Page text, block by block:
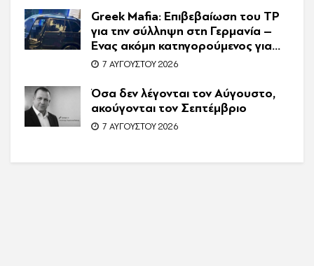
Greek Mafia: Επιβεβαίωση τoυ ΤP
για την σύλληψη στη Γερμανία –
Ένας ακόμη κατηγορούμενος για
τον θάνατο του Ζαμπούνη
7 ΑΥΓΟΎΣΤΟΥ 2026
Όσα δεν λέγονται τον Αύγουστο,
ακούγονται τον Σεπτέμβριο
7 ΑΥΓΟΎΣΤΟΥ 2026